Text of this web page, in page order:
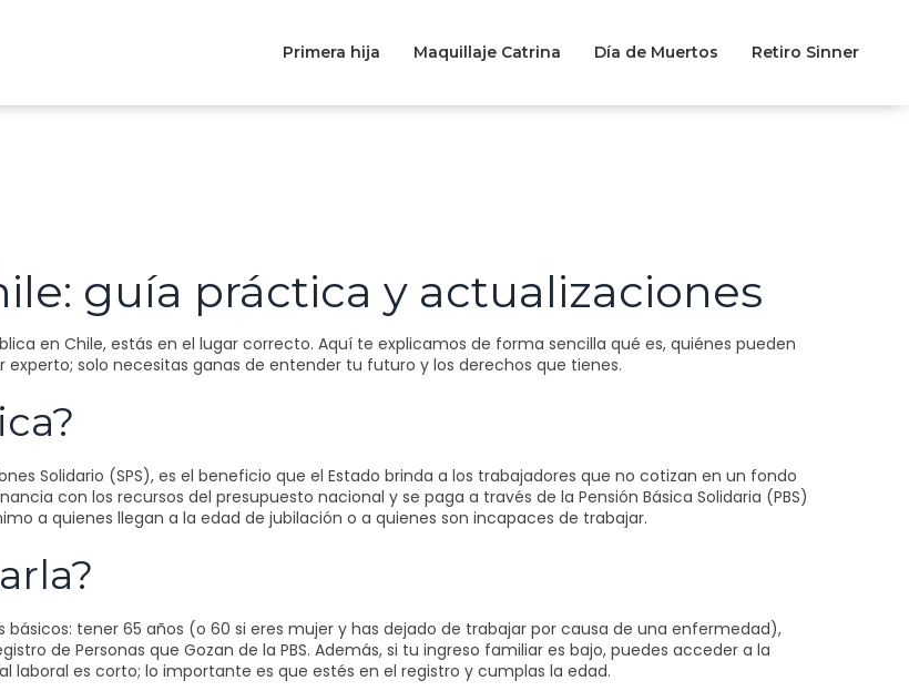
Primera hija Maquillaje Catrina Día de Muertos Retiro Sinner
guía práctica y actualizaciones
en Chile, estás en el lugar correcto. Aquí te explicamos de forma sencilla qué es, quiénes pueden
solo necesitas ganas de entender tu futuro y los derechos que tienes.
Solidario (SPS), es el beneficio que el Estado brinda a los trabajadores que no cotizan en un fondo
con los recursos del presupuesto nacional y se paga a través de la Pensión Básica Solidaria (PBS)
a quienes llegan a la edad de jubilación o a quienes son incapaces de trabajar.
tener 65 años (o 60 si eres mujer y has dejado de trabajar por causa de una enfermedad),
de Personas que Gozan de la PBS. Además, si tu ingreso familiar es bajo, puedes acceder a la
laboral es corto; lo importante es que estés en el registro y cumplas la edad.